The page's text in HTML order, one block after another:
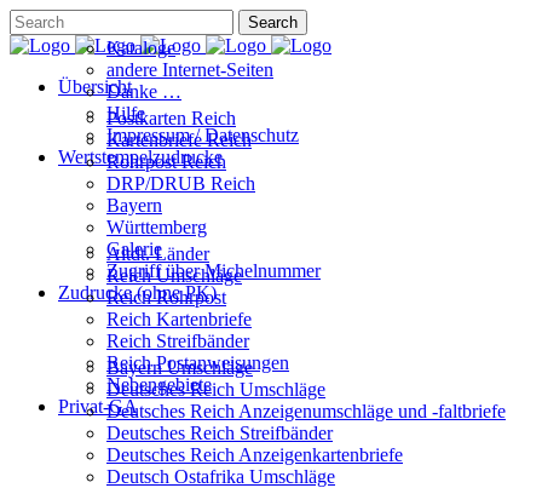
Übersicht
Kataloge
andere Internet-Seiten
Danke …
Hilfe
Impressum / Datenschutz
Wertstempelzudrucke
Postkarten Reich
Kartenbriefe Reich
Rohrpost Reich
DRP/DRUB Reich
Bayern
Württemberg
Galerie
Zugriff über Michelnummer
Zudrucke (ohne PK)
Altdt. Länder
Reich Umschläge
Reich Rohrpost
Reich Kartenbriefe
Reich Streifbänder
Reich Postanweisungen
Nebengebiete
Privat-GA
Bayern Umschläge
Deutsches Reich Umschläge
Deutsches Reich Anzeigenumschläge und -faltbriefe
Deutsches Reich Streifbänder
Deutsches Reich Anzeigenkartenbriefe
Deutsch Ostafrika Umschläge